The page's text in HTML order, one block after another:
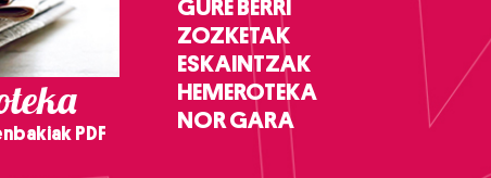
PDF
GURE BERRI
ZOZKETAK
ESKAINTZAK
HEMEROTEKA
NOR GARA